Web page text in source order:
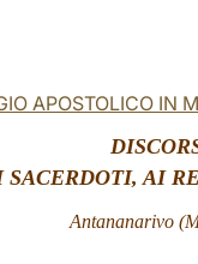
APOSTOLICO IN
SACERDOTI, AI
Antananarivo